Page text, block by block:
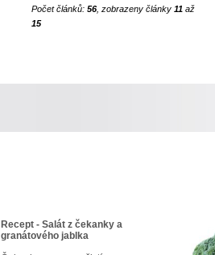
Počet článků: 56 , zobrazeny články 11 až
15
Recept - Salát z čekanky a
granátového jablka